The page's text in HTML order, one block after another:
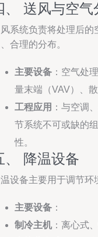
、 送风与空气
系统负责将处理后的
合理的分布。
主要设备 ：空气处
量末端（VAV）、
工程应用 ：与空调
节系统不可或缺的
性。
、 降温设备
设备主要用于调节环
主要设备 ：
制冷主机 ：离心式